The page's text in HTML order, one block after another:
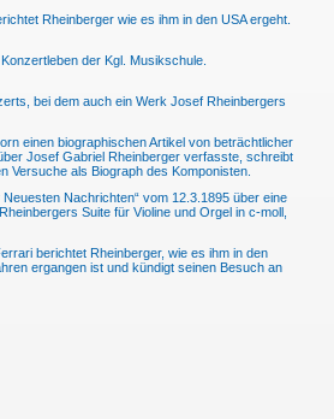
Rheinberger wie es ihm in den USA ergeht.
der Kgl. Musikschule.
bei dem auch ein Werk Josef Rheinbergers
einen biographischen Artikel von beträchtlicher
Josef Gabriel Rheinberger verfasste, schreibt
Versuche als Biograph des Komponisten.
Neuesten Nachrichten“ vom 12.3.1895 über eine
Suite für Violine und Orgel in c-moll,
berichtet Rheinberger, wie es ihm in den
ergangen ist und kündigt seinen Besuch an